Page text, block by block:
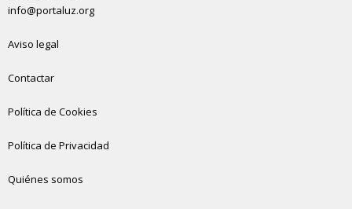
info@portaluz.org
Aviso legal
Contactar
Política de Cookies
Política de Privacidad
Quiénes somos